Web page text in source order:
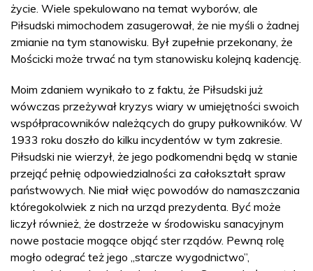
życie. Wiele spekulowano na temat wyborów, ale
Piłsudski mimochodem zasugerował, że nie myśli o żadnej
zmianie na tym stanowisku. Był zupełnie przekonany, że
Mościcki może trwać na tym stanowisku kolejną kadencję.
Moim zdaniem wynikało to z faktu, że Piłsudski już
wówczas przeżywał kryzys wiary w umiejętności swoich
współpracowników należących do grupy pułkowników. W
1933 roku doszło do kilku incydentów w tym zakresie.
Piłsudski nie wierzył, że jego podkomendni będą w stanie
przejąć pełnię odpowiedzialności za całokształt spraw
państwowych. Nie miał więc powodów do namaszczania
któregokolwiek z nich na urząd prezydenta. Być może
liczył również, że dostrzeże w środowisku sanacyjnym
nowe postacie mogące objąć ster rządów. Pewną rolę
mogło odegrać też jego „starcze wygodnictwo”,